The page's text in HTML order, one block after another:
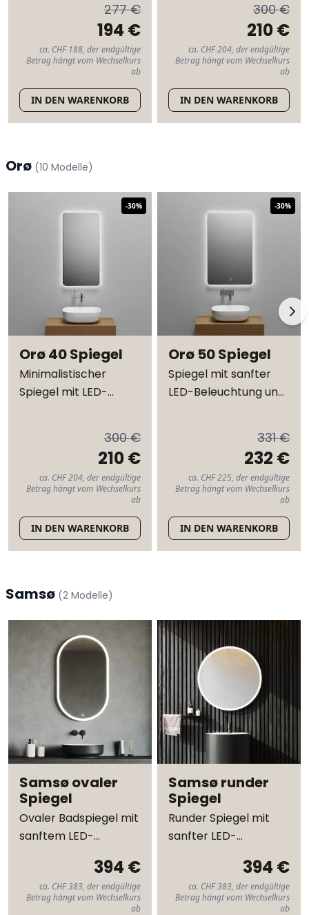
277 €
194 €
ca. CHF 188, der endgültige
Betrag hängt vom Wechselkurs
ab
IN DEN WARENKORB
300 €
210 €
ca. CHF 204, der endgültige
Betrag hängt vom Wechselkurs
ab
IN DEN WARENKORB
Orø (10 Modelle)
-30%
Orø 40 Spiegel
Minimalistischer
Spiegel mit LED-
300 €
210 €
ca. CHF 204, der endgültige
Betrag hängt vom Wechselkurs
ab
IN DEN WARENKORB
-30%
Orø 50 Spiegel
Spiegel mit sanfter
LED-Beleuchtung und
331 €
232 €
ca. CHF 225, der endgültige
Betrag hängt vom Wechselkurs
ab
IN DEN WARENKORB
Samsø (2 Modelle)
Samsø ovaler
Spiegel
Ovaler Badspiegel mit
sanftem LED-
394 €
ca. CHF 383, der endgültige
Betrag hängt vom Wechselkurs
ab
Samsø runder
Spiegel
Runder Spiegel mit
sanfter LED-
394 €
ca. CHF 383, der endgültige
Betrag hängt vom Wechselkurs
ab